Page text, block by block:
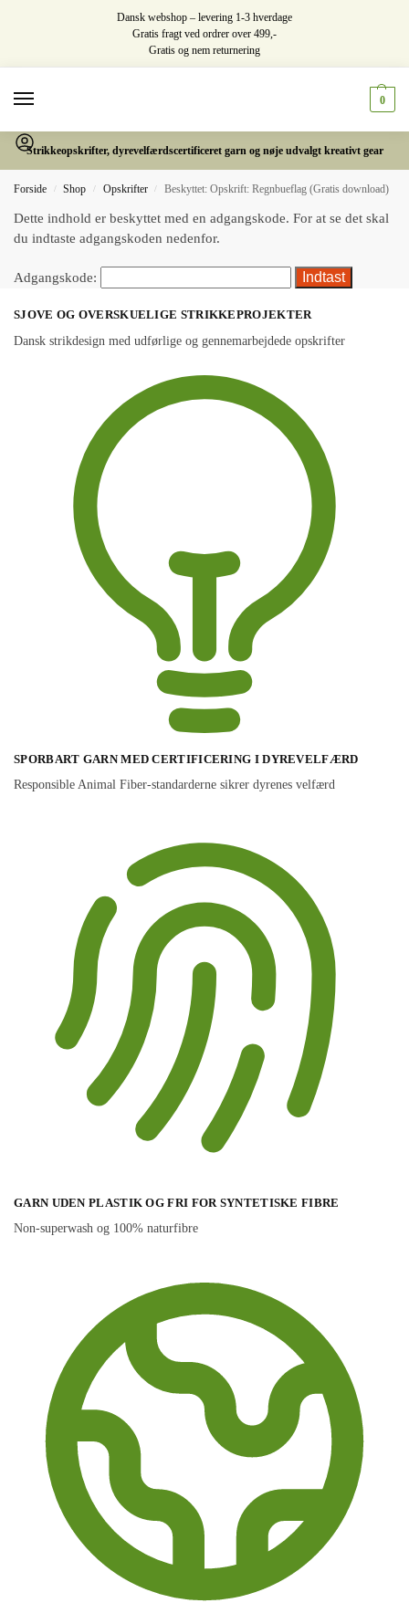
Dansk webshop – levering 1-3 hverdage
Gratis fragt ved ordrer over 499,-
Gratis og nem returnering
0
Strikkeopskrifter, dyrevelfærdscertificeret garn og nøje udvalgt kreativt gear
Forside / Shop / Opskrifter / Beskyttet: Opskrift: Regnbueflag (Gratis download)
Dette indhold er beskyttet med en adgangskode. For at se det skal
du indtaste adgangskoden nedenfor.
Adgangskode:
SJOVE OG OVERSKUELIGE STRIKKEPROJEKTER
Dansk strikdesign med udførlige og gennemarbejdede opskrifter
SPORBART GARN MED CERTIFICERING I DYREVELFÆRD
Responsible Animal Fiber-standarderne sikrer dyrenes velfærd
GARN UDEN PLASTIK OG FRI FOR SYNTETISKE FIBRE
Non-superwash og 100% naturfibre